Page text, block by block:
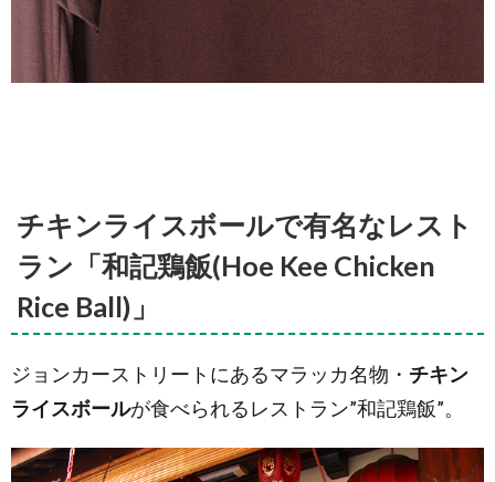
チキンライスボールで有名なレスト
ラン「和記鶏飯(Hoe Kee Chicken
Rice Ball)」
ジョンカーストリートにあるマラッカ名物・ チキン
ライスボールが食べられるレストラン”和記鶏飯”。